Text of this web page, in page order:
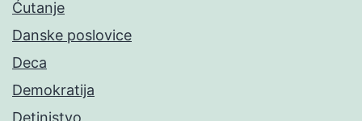
Ćutanje
Danske poslovice
Deca
Demokratija